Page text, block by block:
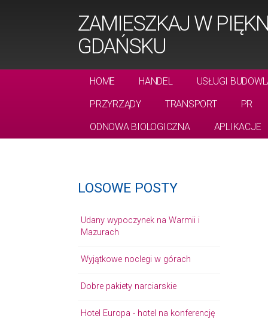
ZAMIESZKAJ W
GDAŃSKU
HOME HANDEL
USŁUGI
PRZYRZĄDY
TRANSPORT
PR
ODNOWA BIOLOGICZNA
APLIKACJE
LOSOWE POSTY
Udany wypoczynek na Warmii i
Mazurach
Wyjątkowe noclegi w górach
Dobre pakiety narciarskie
Hotel Europa - hotel na konferencję